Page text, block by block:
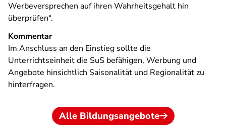
Werbeversprechen auf ihren Wahrheitsgehalt hin
überprüfen“.
Kommentar
Im Anschluss an den Einstieg sollte die
Unterrichtseinheit die SuS befähigen, Werbung und
Angebote hinsichtlich Saisonalität und Regionalität zu
hinterfragen.
Alle Bildungsangebote